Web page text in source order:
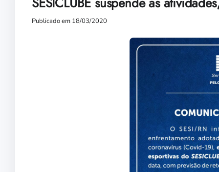
Publicado em 18/03/2020